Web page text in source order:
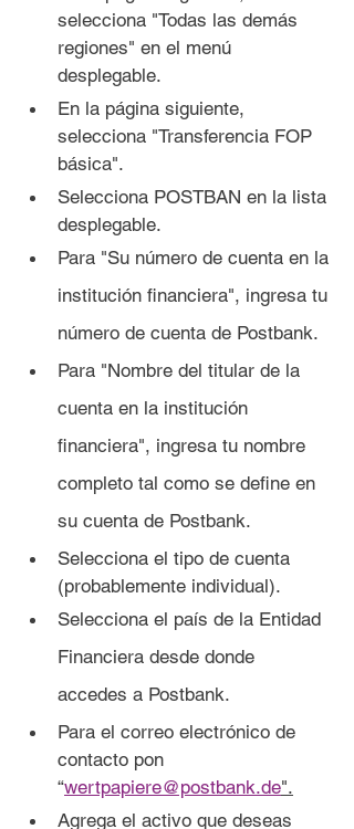
selecciona "Todas las demás
regiones" en el menú
desplegable.
En la página siguiente,
selecciona "Transferencia FOP
básica".
Selecciona POSTBAN en la lista
desplegable.
Para "Su número de cuenta en la
institución financiera", ingresa tu
número de cuenta de Postbank.
Para "Nombre del titular de la
cuenta en la institución
financiera", ingresa tu nombre
completo tal como se define en
su cuenta de Postbank.
Selecciona el tipo de cuenta
(probablemente individual).
Selecciona el país de la Entidad
Financiera desde donde
accedes a Postbank.
Para el correo electrónico de
contacto pon
“wertpapiere@postbank.de".
Agrega el activo que deseas